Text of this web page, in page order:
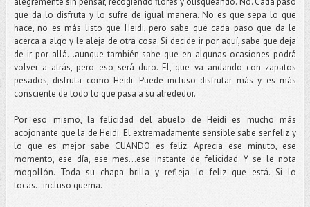
que da lo disfruta y lo sufre de igual manera. No es que sepa lo que
hace, no es más listo que Heidi, pero sabe que cada paso que da le
acerca a algo y le aleja de otra cosa. Si decide ir por aquí, sabe que deja
de ir por allá...aunque también sabe que en algunas ocasiones podrá
volver a atrás, pero eso será duro. El, que va andando con zapatos
pesados, disfruta como Heidi. Puede incluso disfrutar más y es más
consciente de todo lo que pasa a su alrededor.
Por eso mismo, la felicidad del abuelo de Heidi es mucho más
acojonante que la de Heidi. El extremadamente sensible sabe ser feliz y
lo que es mejor sabe CUANDO es feliz. Aprecia ese minuto, ese
momento, ese día, ese mes…ese instante de felicidad. Y se le nota
mogollón. Toda su chapa brilla y refleja lo feliz que está. Si lo
tocas...incluso quema.